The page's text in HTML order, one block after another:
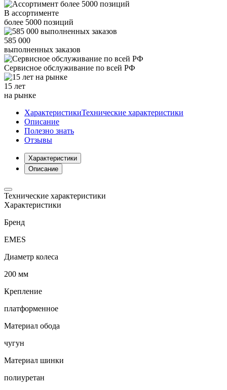
В ассортименте
более 5000 позиций
585 000
выполненных заказов
Сервисное обслуживание по всей РФ
15 лет
на рынке
ХарактеристикиТехнические характеристики
Описание
Полезно знать
Отзывы
Характеристики
Описание
Технические характеристики
Характеристики
Бренд
EMES
Диаметр колеса
200 мм
Крепление
платформенное
Материал обода
чугун
Материал шинки
полиуретан